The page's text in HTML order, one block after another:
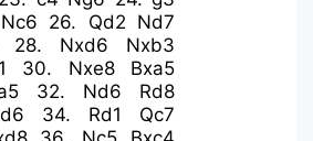
Nc6 26. Qd2 Nd7
28. Nxd6
Nxb3
30. Nxe8
Bxa5
32. Nd6
Rd8
34. Rd1
Qc7